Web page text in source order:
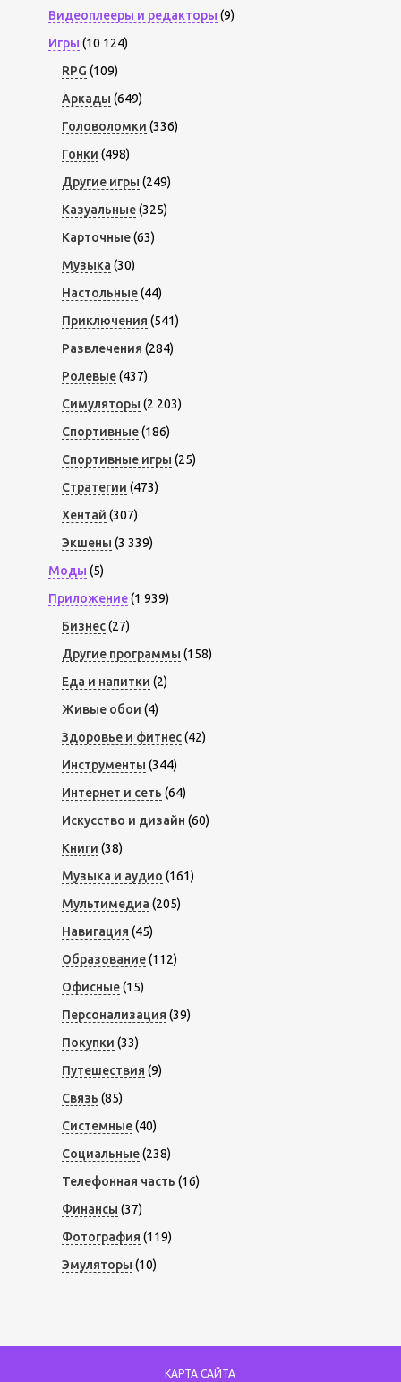
Видеоплееры и редакторы (9)
Игры (10 124)
RPG (109)
Аркады (649)
Головоломки (336)
Гонки (498)
Другие игры (249)
Казуальные(325)
Карточные(63)
Музыка (30)
Настольные(44)
Приключения (541)
Развлечения (284)
Ролевые(437)
Симуляторы (2 203)
Спортивные(186)
Спортивные игры (25)
Стратегии (473)
Хентай (307)
Экшены (3 339)
Моды (5)
Приложение(1 939)
Бизнес(27)
Другие программы (158)
Еда и напитки (2)
Живые обои (4)
Здоровье и фитнес(42)
Инструменты (344)
Интернет и сеть (64)
Искусство и дизайн (60)
Книги (38)
Музыка и аудио (161)
Мультимедиа (205)
Навигация (45)
Образование(112)
Офисные(15)
Персонализация (39)
Покупки (33)
Путешествия (9)
Связь (85)
Системные(40)
Социальные(238)
Телефонная часть (16)
Финансы (37)
Фотография (119)
Эмуляторы (10)
КАРТА САЙТА